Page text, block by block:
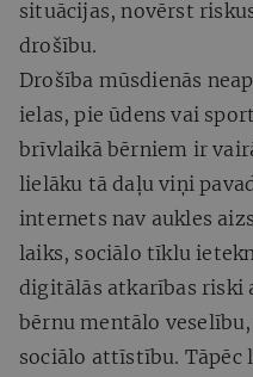
situācijas, novērst
drošību.
Drošība mūsdienās
ielas, pie ūdens vai
brīvlaikā bērniem ir
lielāku tā daļu viņi
internets nav aukles
laiks, sociālo tīklu
digitālās atkarības riski
bērnu mentālo
sociālo attīstību. Tāpēc